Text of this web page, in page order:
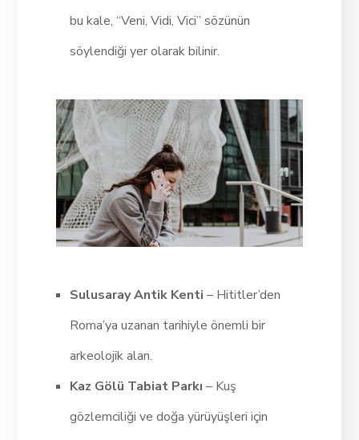
bu kale, “Veni, Vidi, Vici” sözünün
söylendiği yer olarak bilinir.
Sulusaray Antik Kenti– Hititler’den
Roma’ya uzanan tarihiyle önemli bir
arkeolojik alan.
Kaz Gölü Tabiat Parkı – Kuş
gözlemciliği ve doğa yürüyüşleri için